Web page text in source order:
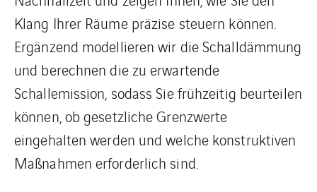
Klang Ihrer Räume präzise steuern können.
Ergänzend modellieren wir die Schalldämmung
und berechnen die zu erwartende
Schallemission, sodass Sie frühzeitig beurteilen
können, ob gesetzliche Grenzwerte
eingehalten werden und welche konstruktiven
Maßnahmen erforderlich sind.